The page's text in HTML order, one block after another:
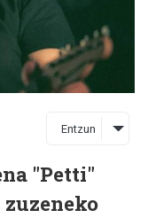
Entzun
"Petti"